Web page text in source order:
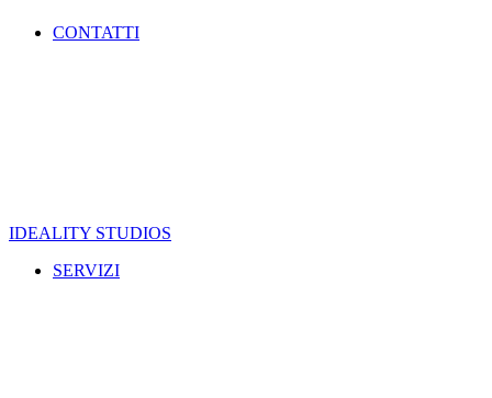
CONTATTI
IDEALITY STUDIOS
SERVIZI